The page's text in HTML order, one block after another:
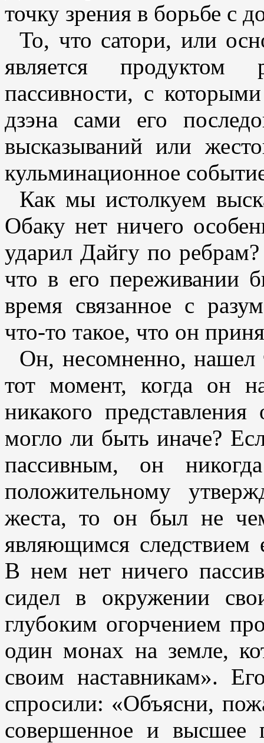
точку зрения в борьбе с
То, что сатори, или
является
пассивности, с
дзэна сами его
высказываний или
кульминационное
Как мы истолкуем
Обаку нет ничего
ударил Дайгу по
что в его переживании
время связанное с
что-то такое, что он
Он, несомненно, нашел
тот момент, когда он
никакого
могло ли быть иначе?
пассивным, он
положительному
жеста, то он был не
являющимся следствием
В нем нет ничего
сидел в окружении
глубоким огорчением
один монах на земле,
своим наставникам».
спросили: «Объясни,
совершенное и высшее